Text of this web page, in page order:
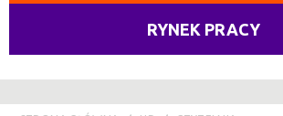
RYNEK PRACY